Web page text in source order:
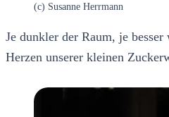
(c) Susanne Herrmann
Je dunkler der Raum, je
Herzen unserer kleinen